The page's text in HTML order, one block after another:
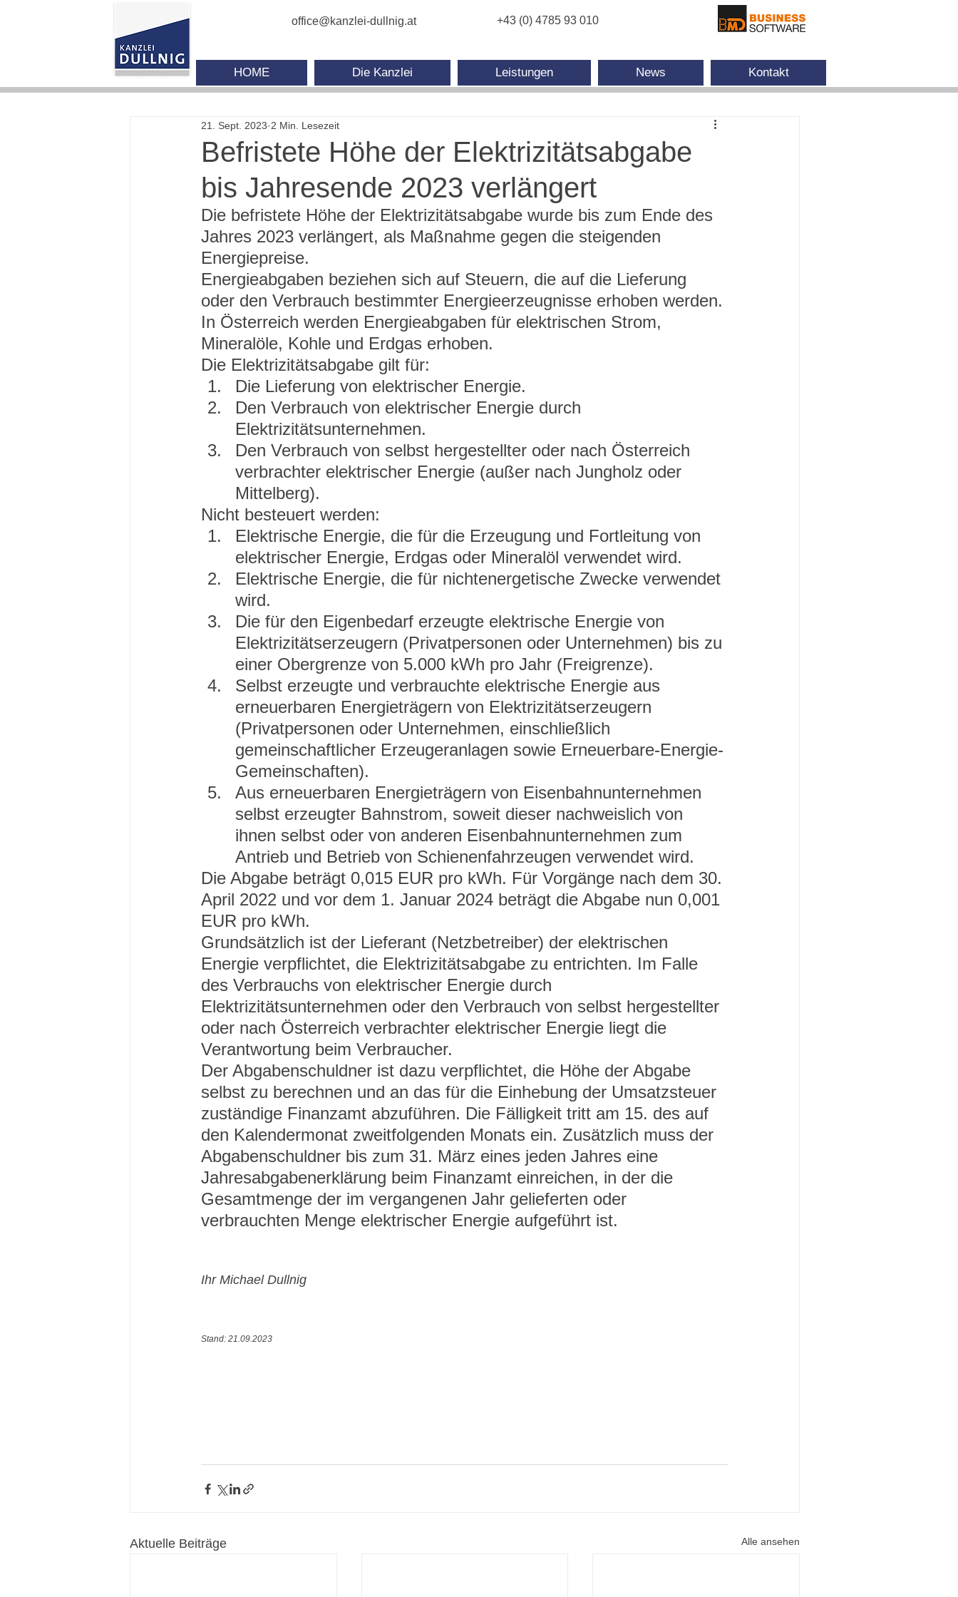
office@kanzlei-dullnig.at +43 (0) 4785 93 010
HOME Die Kanzlei Leistungen News Kontakt
Befristete Höhe der Elektrizitätsabgabe
bis Jahresende 2023 verlängert
21. Sept. 2023 2 Min. Lesezeit
Die befristete Höhe der Elektrizitätsabgabe wurde bis zum Ende des
Jahres 2023 verlängert, als Maßnahme gegen die steigenden
Energiepreise.
Energieabgaben beziehen sich auf Steuern, die auf die Lieferung
oder den Verbrauch bestimmter Energieerzeugnisse erhoben werden.
In Österreich werden Energieabgaben für elektrischen Strom,
Mineralöle, Kohle und Erdgas erhoben.
Die Elektrizitätsabgabe gilt für:
Die Lieferung von elektrischer Energie.
Den Verbrauch von elektrischer Energie durch
Elektrizitätsunternehmen.
Den Verbrauch von selbst hergestellter oder nach Österreich
verbrachter elektrischer Energie (außer nach Jungholz oder
Mittelberg).
Nicht besteuert werden:
Elektrische Energie, die für die Erzeugung und Fortleitung von
elektrischer Energie, Erdgas oder Mineralöl verwendet wird.
Elektrische Energie, die für nichtenergetische Zwecke verwendet
wird.
Die für den Eigenbedarf erzeugte elektrische Energie von
Elektrizitätserzeugern (Privatpersonen oder Unternehmen) bis zu
einer Obergrenze von 5.000 kWh pro Jahr (Freigrenze).
Selbst erzeugte und verbrauchte elektrische Energie aus
erneuerbaren Energieträgern von Elektrizitätserzeugern
(Privatpersonen oder Unternehmen, einschließlich
gemeinschaftlicher Erzeugeranlagen sowie Erneuerbare-Energie-
Gemeinschaften).
Aus erneuerbaren Energieträgern von Eisenbahnunternehmen
selbst erzeugter Bahnstrom, soweit dieser nachweislich von
ihnen selbst oder von anderen Eisenbahnunternehmen zum
Antrieb und Betrieb von Schienenfahrzeugen verwendet wird.
Die Abgabe beträgt 0,015 EUR pro kWh. Für Vorgänge nach dem 30.
April 2022 und vor dem 1. Januar 2024 beträgt die Abgabe nun 0,001
EUR pro kWh.
Grundsätzlich ist der Lieferant (Netzbetreiber) der elektrischen
Energie verpflichtet, die Elektrizitätsabgabe zu entrichten. Im Falle
des Verbrauchs von elektrischer Energie durch
Elektrizitätsunternehmen oder den Verbrauch von selbst hergestellter
oder nach Österreich verbrachter elektrischer Energie liegt die
Verantwortung beim Verbraucher.
Der Abgabenschuldner ist dazu verpflichtet, die Höhe der Abgabe
selbst zu berechnen und an das für die Einhebung der Umsatzsteuer
zuständige Finanzamt abzuführen. Die Fälligkeit tritt am 15. des auf
den Kalendermonat zweitfolgenden Monats ein. Zusätzlich muss der
Abgabenschuldner bis zum 31. März eines jeden Jahres eine
Jahresabgabenerklärung beim Finanzamt einreichen, in der die
Gesamtmenge der im vergangenen Jahr gelieferten oder
verbrauchten Menge elektrischer Energie aufgeführt ist.
Ihr Michael Dullnig
Stand: 21.09.2023
Aktuelle Beiträge Alle ansehen